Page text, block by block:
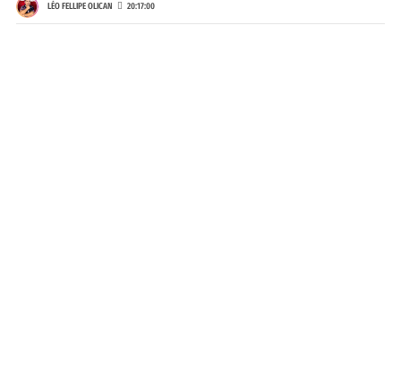
LÉO FELLIPE OLICAN 20:17:00